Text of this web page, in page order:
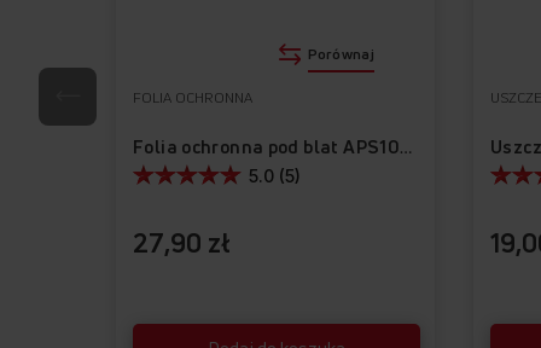
27,90 zł
FOLIA OCHRONNA
Folia ochronna pod blat APS1010
5.0 (5)
Porównaj